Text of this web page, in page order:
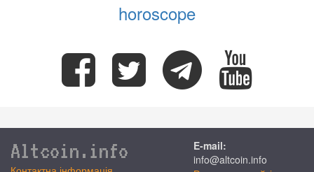
horoscope
Altcoin.info
E-mail:
info@altcoin.info